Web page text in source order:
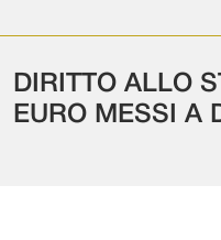
DIRITTO ALLO
EURO MESSI A